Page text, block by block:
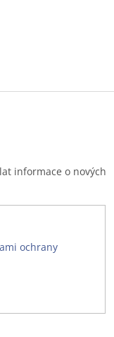
informace o nových
ochrany